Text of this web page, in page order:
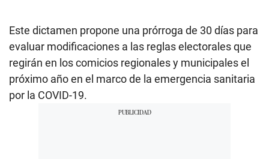
Este dictamen propone una prórroga de 30 días para
evaluar modificaciones a las reglas electorales que
regirán en los comicios regionales y municipales el
próximo año en el marco de la emergencia sanitaria
por la COVID-19.